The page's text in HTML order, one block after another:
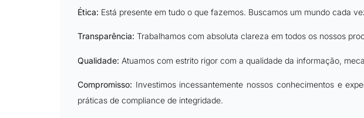
Ética: Está presente em tudo o que fazemos. Buscamos um mundo cada
Transparência: Trabalhamos com absoluta clareza em todos os nossos
Qualidade: Atuamos com estrito rigor com a qualidade da informação,
Compromisso: Investimos incessantemente nossos conhecimentos e
práticas de compliance de integridade.